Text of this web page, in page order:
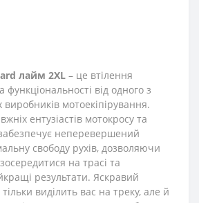
лайм 2XL – це втілення
функціональності від одного з
виробників мотоекіпірування.
ентузіастів мотокросу та
неперевершений
свободу рухів, дозволяючи
на трасі та
результати. Яскравий
виділить вас на треку, але й